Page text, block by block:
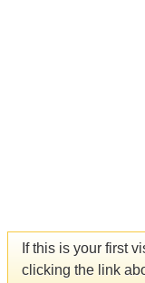
If this is your first
clicking the link